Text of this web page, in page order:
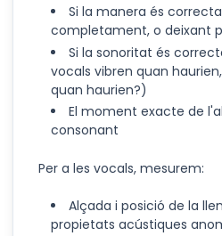
Si la manera és
completament, o deixant
Si la sonoritat és
vocals vibren quan
quan haurien?)
El moment exacte de
consonant
Per a les vocals, mesurem:
Alçada i posició de la
propietats acústiques